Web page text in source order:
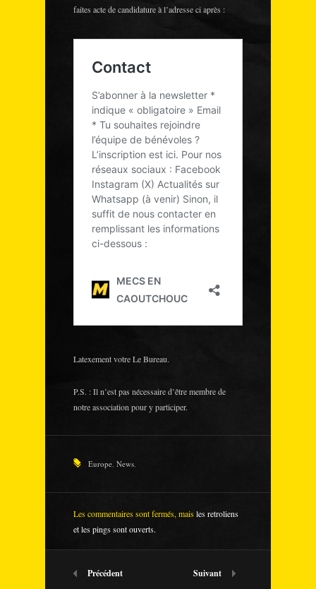
faites acte de candidature à l’adresse ci après :
Latexement votre Le Bureau.
P.S. : Il n’est pas nécessaire d’être membre de
notre association pour y participer.
Europe, News,
Les commentaires sont fermés, maisles retroliens
et les pings sont ouverts.
Précédent Suivant